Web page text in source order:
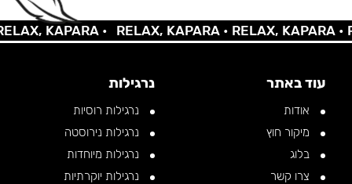
KAPARA • RELAX, KAPARA •RELAX, KAPARA •
עוד באתר
אודות
מיקור חוץ
בלוג
צרו קשר
נרגילות
נרגילות רוסיות
נרגילות נירוסטה
נרגילות מיוחדות
נרגילות יוקרתיות